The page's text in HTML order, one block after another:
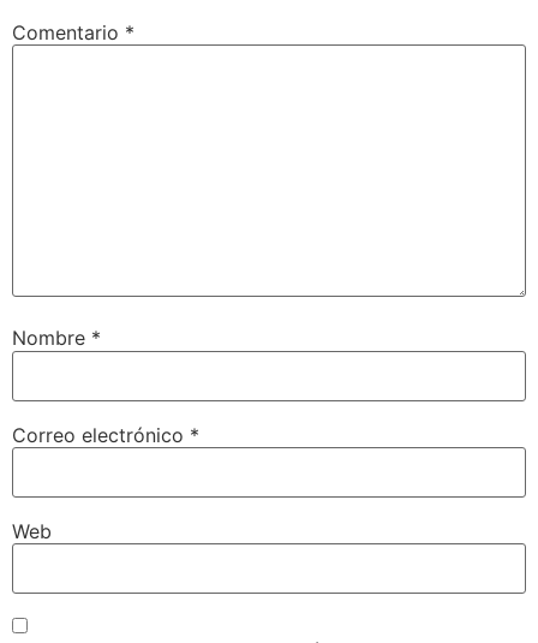
Comentario *
Nombre *
Correo electrónico *
Web